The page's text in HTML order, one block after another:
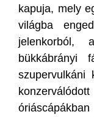
kapuja, mely
világba
bükkábrányi
szupervulkáni